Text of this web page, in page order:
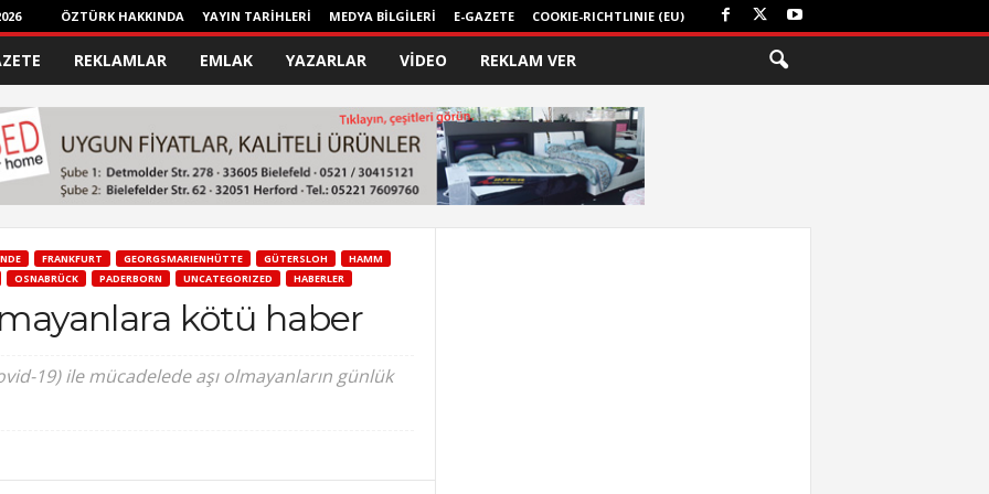
ÖZTÜRK HAKKINDA YAYIN TARİHLERİ MEDYA BİLGİLERİ E-GAZETE COOKIE-RICHTLINIE (EU)
REKLAMLAR EMLAK YAZARLAR VİDEO REKLAM VER
FRANKFURT GEORGSMARIENHÜTTE GÜTERSLOH
HAMM
OSNABRÜCK PADERBORN UNCATEGORIZED HABERLER
kötü haber
19) ile mücadelede aşı olmayanların günlük